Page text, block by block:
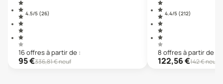
4.5/5 (26)
16offresà partir de :
95€336,81€ neuf
4.4/5 (212)
8 offresà partir de :
122,56€142€ neuf